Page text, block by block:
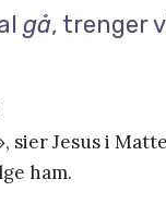
gå, trenger
sier Jesus i
ham.